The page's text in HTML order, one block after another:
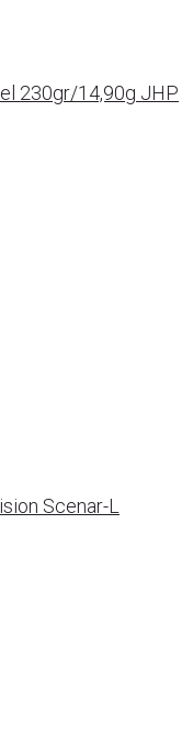
230gr/14,90g JHP
Scenar-L